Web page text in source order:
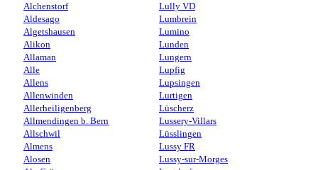
Alchenstorf
Aldesago
Algetshausen
Alikon
Allaman
Alle
Allens
Allenwinden
Allerheiligenberg
Allmendingen b. Bern
Allschwil
Almens
Alosen
Lully VD
Lumbrein
Lumino
Lunden
Lungern
Lupfig
Lupsingen
Lurtigen
Lüscherz
Lussery-Villars
Lüsslingen
Lussy FR
Lussy-sur-Morges